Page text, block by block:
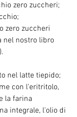
zero zuccheri;
zero zuccheri
nel nostro libro
nel latte tiepido;
con l'eritritolo,
la farina
integrale, l'olio di